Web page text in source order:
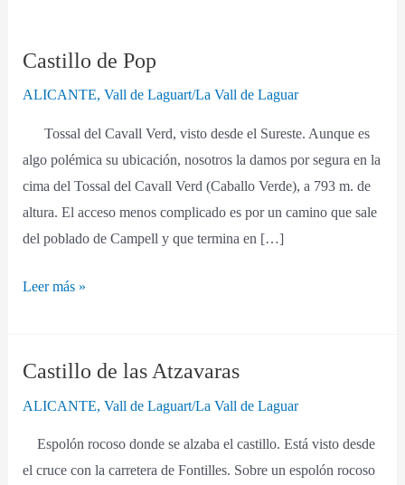
Castillo de Pop
ALICANTE,Vall de Laguart/La Vall de Laguar
Tossal del Cavall Verd, visto desde el Sureste. Aunque es
algo polémica su ubicación, nosotros la damos por segura en la
cima del Tossal del Cavall Verd (Caballo Verde), a 793 m. de
altura. El acceso menos complicado es por un camino que sale
del poblado de Campell y que termina en […]
Castillo
Leer más »
Castillo de las Atzavaras
ALICANTE,Vall de Laguart/La Vall de Laguar
Espolón rocoso donde se alzaba el castillo. Está visto desde
el cruce con la carretera de Fontilles. Sobre un espolón rocoso
Castillo
Atzavaras